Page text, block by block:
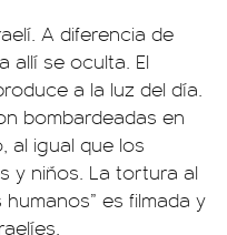
A diferencia de
allí se oculta. El
a la luz del día.
bombardeadas en
al igual que los
y niños. La tortura al
es filmada y